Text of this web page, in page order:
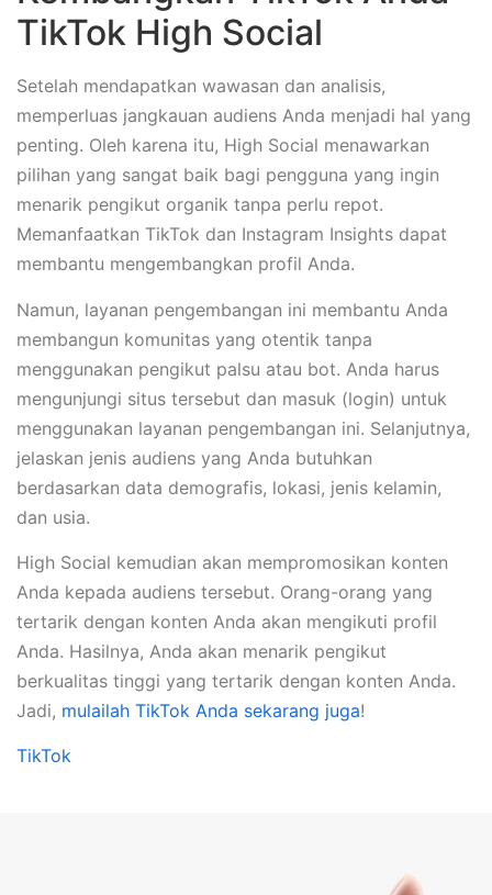
TikTok High Social
Setelah mendapatkan wawasan dan analisis,
memperluas jangkauan audiens Anda menjadi hal yang
penting. Oleh karena itu, High Social menawarkan
pilihan yang sangat baik bagi pengguna yang ingin
menarik pengikut organik tanpa perlu repot.
Memanfaatkan TikTok dan Instagram Insights dapat
membantu mengembangkan profil Anda.
Namun, layanan pengembangan ini membantu Anda
membangun komunitas yang otentik tanpa
menggunakan pengikut palsu atau bot. Anda harus
mengunjungi situs tersebut dan masuk (login) untuk
menggunakan layanan pengembangan ini. Selanjutnya,
jelaskan jenis audiens yang Anda butuhkan
berdasarkan data demografis, lokasi, jenis kelamin,
dan usia.
High Social kemudian akan mempromosikan konten
Anda kepada audiens tersebut. Orang-orang yang
tertarik dengan konten Anda akan mengikuti profil
Anda. Hasilnya, Anda akan menarik pengikut
berkualitas tinggi yang tertarik dengan konten Anda.
Jadi, mulailah TikTok Anda sekarang juga!
TikTok